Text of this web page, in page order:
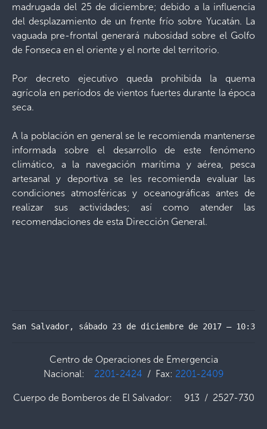
madrugada del 25 de diciembre; debido a la influencia
del desplazamiento de un frente frío sobre Yucatán. La
vaguada pre-frontal generará nubosidad sobre el Golfo
de Fonseca en el oriente y el norte del territorio.
Por decreto ejecutivo queda prohibida la quema
agrícola en períodos de vientos fuertes durante la época
seca.
A la población en general se le recomienda mantenerse
informada sobre el desarrollo de este fenómeno
climático, a la navegación marítima y aérea, pesca
artesanal y deportiva se les recomienda evaluar las
condiciones atmosféricas y oceanográficas antes de
realizar sus actividades; así como atender las
recomendaciones de esta Dirección General.
San Salvador, sábado 23 de diciembre de 2017 – 10:30
Centro de Operaciones de Emergencia
Nacional: 2201-2424 / Fax: 2201-2409
Cuerpo de Bomberos de El Salvador: 913 / 2527-730